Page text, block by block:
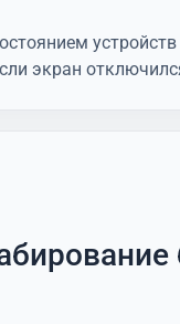
экран